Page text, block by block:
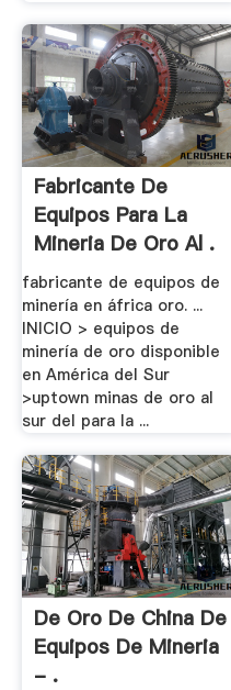
Fabricante De
Equipos Para La
Mineria De Oro Al .
fabricante de equipos de
minería en áfrica oro. ...
INICIO > equipos de
minería de oro disponible
en América del Sur
>uptown minas de oro al
sur del para la ...
De Oro De China De
Equipos De Mineria
- .